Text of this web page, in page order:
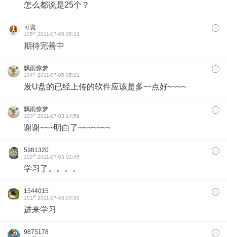
怎么都说是25个？
可斑
105# 2011-07-05 05:33
期待完善中
飘雨惊梦
104# 2011-07-05 05:21
发U盘的已经上传的软件应该是多一点好~~~~
飘雨惊梦
103# 2011-07-03 14:59
谢谢~~~明白了~~~~~~~
5981320
102# 2011-07-03 01:45
学习了。。。。
1544015
101# 2011-07-03 00:00
进来学习
9875178